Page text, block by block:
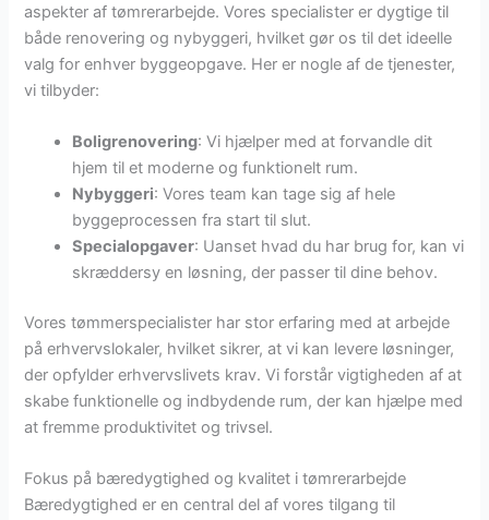
aspekter af tømrerarbejde. Vores specialister er dygtige til
både renovering og nybyggeri, hvilket gør os til det ideelle
valg for enhver byggeopgave. Her er nogle af de tjenester,
vi tilbyder:
Boligrenovering: Vi hjælper med at forvandle dit
hjem til et moderne og funktionelt rum.
Nybyggeri: Vores team kan tage sig af hele
byggeprocessen fra start til slut.
Specialopgaver: Uanset hvad du har brug for, kan vi
skræddersy en løsning, der passer til dine behov.
Vores tømmerspecialister har stor erfaring med at arbejde
på erhvervslokaler, hvilket sikrer, at vi kan levere løsninger,
der opfylder erhvervslivets krav. Vi forstår vigtigheden af at
skabe funktionelle og indbydende rum, der kan hjælpe med
at fremme produktivitet og trivsel.
Fokus på bæredygtighed og kvalitet i tømrerarbejde
Bæredygtighed er en central del af vores tilgang til